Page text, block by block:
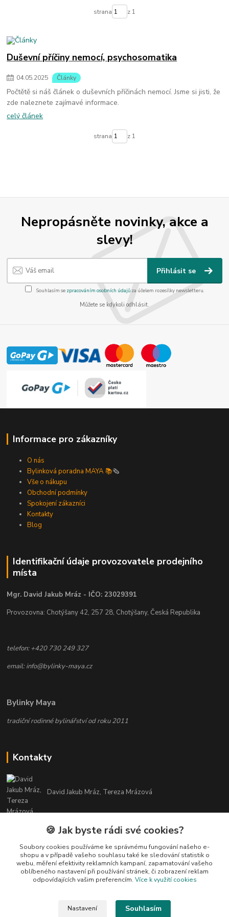
strana z 1
Duševní příčiny nemocí, psychosomatika
04.05.2025 Články
Počtětě si náš článek o duševních příčinách nemocí. Jsme si jisti, že
zde naleznete zajímavé informace.
celý článek
strana z 1
Nepropásněte novinky, akce a
slevy!
Přihlásit se
Souhlasím se zpracováním osobních údajůza účelem rozesílky newsletteru.
Můžete se kdykoli odhlásit.
Informace pro zákazníky
O nás
Bylinková poradna MAYA 📚🗞️
Vše o nákupu
Obchodní podmínky
Spokojení zákazníci
Kontakty
Blog
Identifikační údaje provozovatele prodejního
místa
Mgr. David Jakub Mráz - IČO: 23029391
Provozovna: Chotýšany 42, 257 28, Chotýšany, Česká Republika
telefon: +420 730 249 327
email: info@bylinky-maya.cz
Bylinky Maya
tradiční rodinné bylinářství od roku 2011
Kontakty
David Jakub Mráz, Tereza Mrázová
info@bylinky-maya.cz
🍪 Jak byste rádi své cookies?
Soubory cookies používáme ke správnému fungování našeho e-
shopu a v případě vašeho souhlasu také ke sledování statistik o
webu, měření efektivity reklamních kampaní, zapamatování vašeho
oblíbeného nastavení při používání stránek, či zobrazení reklam
odpovídajících vašim preferencím. Více k využití cookies
Nastavení Souhlasím